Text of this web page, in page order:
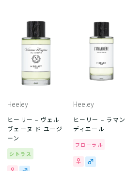
Heeley
ヒーリー – ヴェル
ヴェーヌ ド ユージ
ーン
シトラス
Heeley
ヒーリー – ラマン
ディエール
フローラル